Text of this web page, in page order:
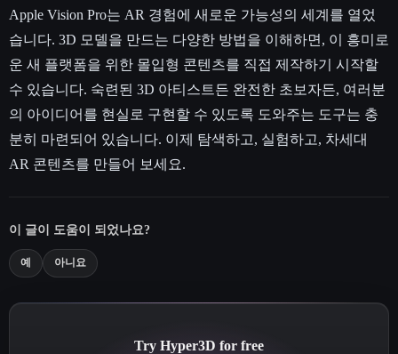
Apple Vision Pro는 AR 경험에 새로운 가능성의 세계를 열었
습니다. 3D 모델을 만드는 다양한 방법을 이해하면, 이 흥미로
운 새 플랫폼을 위한 몰입형 콘텐츠를 직접 제작하기 시작할
수 있습니다. 숙련된 3D 아티스트든 완전한 초보자든, 여러분
의 아이디어를 현실로 구현할 수 있도록 도와주는 도구는 충
분히 마련되어 있습니다. 이제 탐색하고, 실험하고, 차세대
AR 콘텐츠를 만들어 보세요.
이 글이 도움이 되었나요?
예 아니요
Try Hyper3D for free